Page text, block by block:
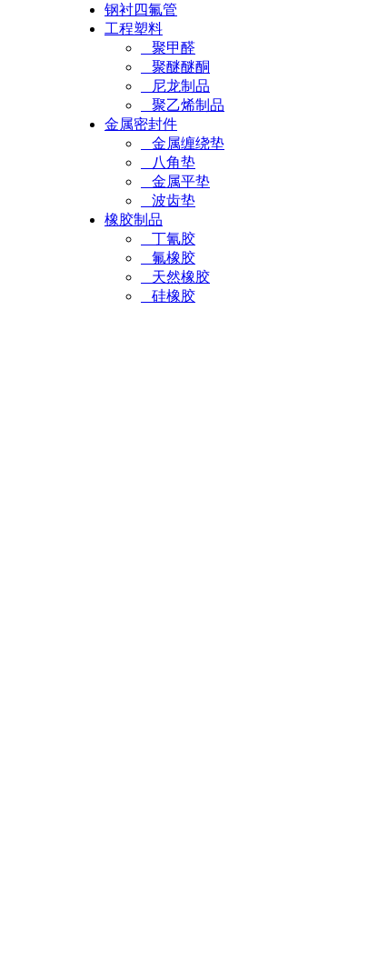
钢衬四氟管
工程塑料
聚甲醛
聚醚醚酮
尼龙制品
聚乙烯制品
金属密封件
金属缠绕垫
八角垫
金属平垫
波齿垫
橡胶制品
丁氰胶
氟橡胶
天然橡胶
硅橡胶